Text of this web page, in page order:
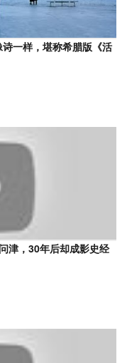
诗一样，堪称希腊版《活
津，30年后却成影史经